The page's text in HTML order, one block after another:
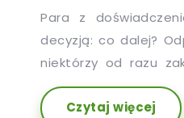
Para z
decyzją: co dalej?
niektórzy od razu
próbowali żyć, jakby
inni będą się
Czytaj więcej